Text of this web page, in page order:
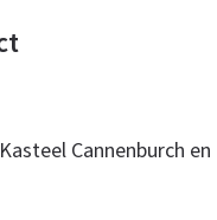
Cannenburch en